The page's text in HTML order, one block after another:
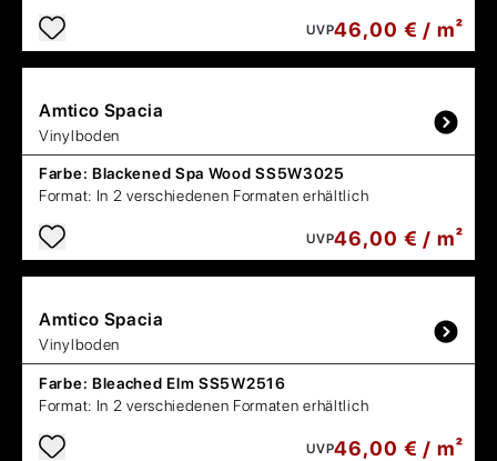
UVP46,00 € / m²
Amtico Spacia
Vinylboden
Farbe: Blackened Spa Wood SS5W3025
Format: In 2 verschiedenen Formaten erhältlich
UVP46,00 € / m²
Amtico Spacia
Vinylboden
Farbe: Bleached Elm SS5W2516
Format: In 2 verschiedenen Formaten erhältlich
UVP46,00 € / m²